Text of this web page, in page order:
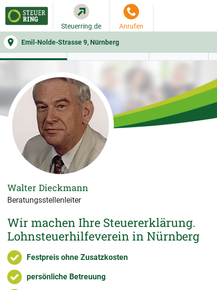
Emil-Nolde-Strasse 9, Nürnberg
Steuerring.de Anrufen
WER SIE BERÄT BEITRAGSRECHNER
Wir machen Ihre Steuererklärung.
Lohnsteuerhilfeverein in Nürnberg
Festpreis ohne Zusatzkosten
persönliche Betreuung
Walter Dieckmann
Beratungsstellenleiter